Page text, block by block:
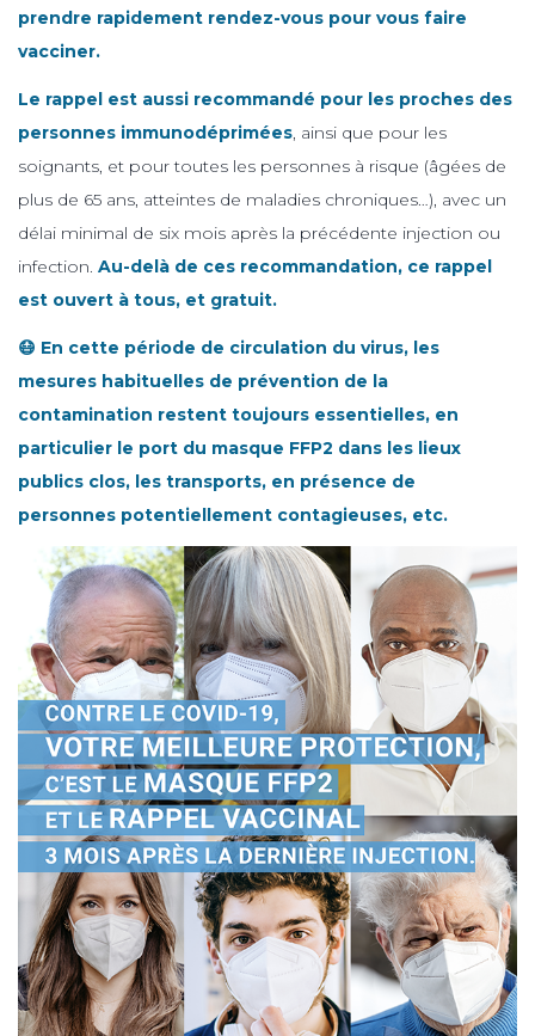
prendre rapidement rendez-vous pour vous faire
vacciner.
Le rappel est aussi recommandé pour les proches des
personnes immunodéprimées, ainsi que pour les
soignants, et pour toutes les personnes à risque (âgées de
plus de 65 ans, atteintes de maladies chroniques…), avec un
délai minimal de six mois après la précédente injection ou
infection. Au-delà de ces recommandation, ce rappel
est ouvert à tous, et gratuit.
😷 En cette période de circulation du virus, les
mesures habituelles de prévention de la
contamination restent toujours essentielles, en
particulier le port du masque FFP2 dans les lieux
publics clos, les transports, en présence de
personnes potentiellement contagieuses, etc.